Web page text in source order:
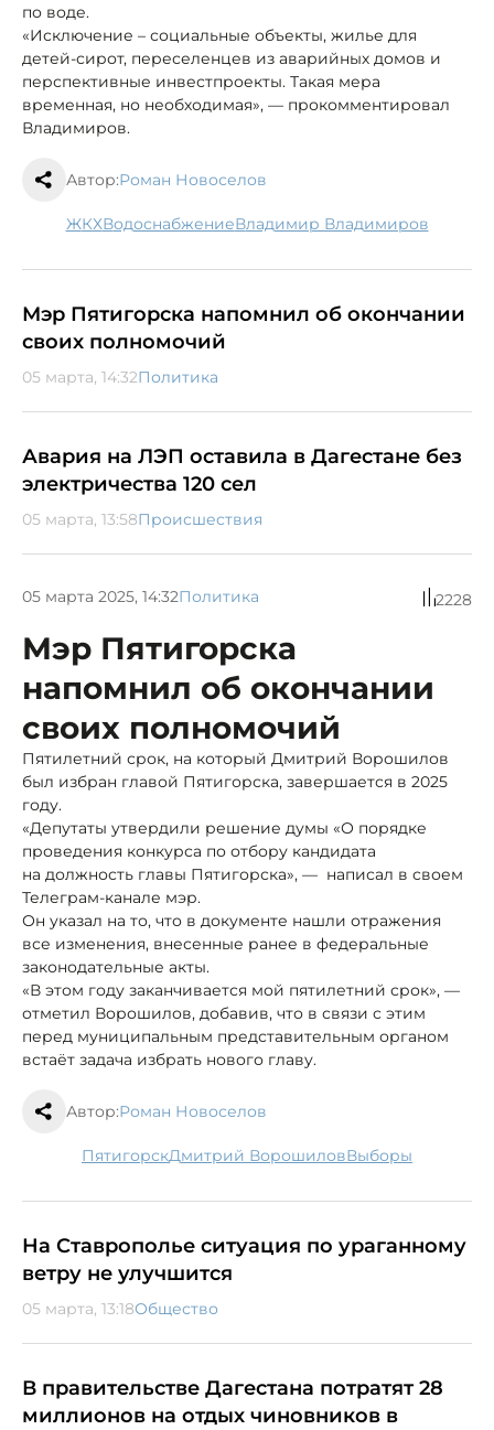
по воде.
«Исключение – социальные объекты, жилье для
детей-сирот, переселенцев из аварийных домов и
перспективные инвестпроекты. Такая мера
временная, но необходимая», — прокомментировал
Владимиров.
Автор:Роман Новоселов
ЖКХ водоснабжение Владимир Владимиров
Мэр Пятигорска напомнил об окончании
своих полномочий
05 марта, 14:32Политика
Авария на ЛЭП оставила в Дагестане без
электричества 120 сел
05 марта, 13:58Происшествия
05 марта 2025, 14:32Политика 2228
Мэр Пятигорска
напомнил об окончании
своих полномочий
Пятилетний срок, на который Дмитрий Ворошилов
был избран главой Пятигорска, завершается в 2025
году.
«Депутаты утвердили решение думы «О порядке
проведения конкурса по отбору кандидата
на должность главы Пятигорска», — написал в своем
Телеграм-канале мэр.
Он указал на то, что в документе нашли отражения
все изменения, внесенные ранее в федеральные
законодательные акты.
«В этом году заканчивается мой пятилетний срок», —
отметил Ворошилов, добавив, что в связи с этим
перед муниципальным представительным органом
встаёт задача избрать нового главу.
Автор:Роман Новоселов
Пятигорск Дмитрий Ворошилов выборы
На Ставрополье ситуация по ураганному
ветру не улучшится
05 марта, 13:18Общество
В правительстве Дагестана потратят 28
миллионов на отдых чиновников в